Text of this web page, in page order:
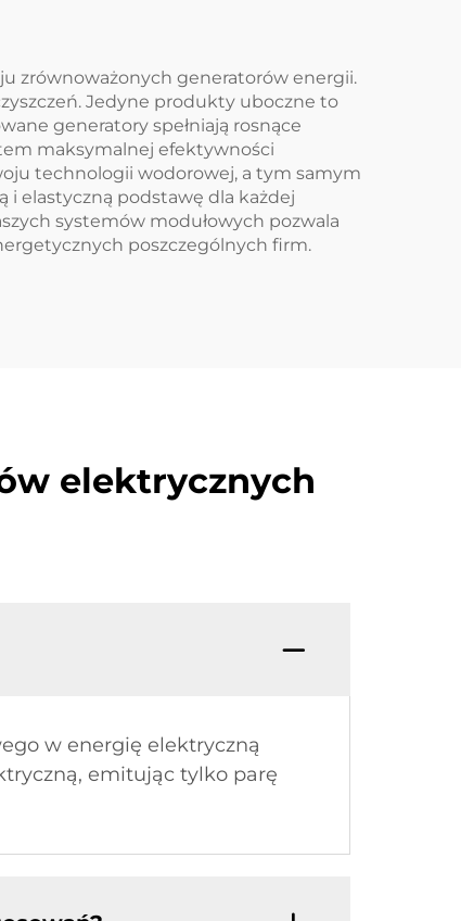
zrównoważonych generatorów energii.
Jedyne produkty uboczne to
generatory spełniają rosnące
maksymalnej efektywności
technologii wodorowej, a tym samym
i elastyczną podstawę dla każdej
systemów modułowych pozwala
poszczególnych firm.
elektrycznych
w energię elektryczną
emitując tylko parę